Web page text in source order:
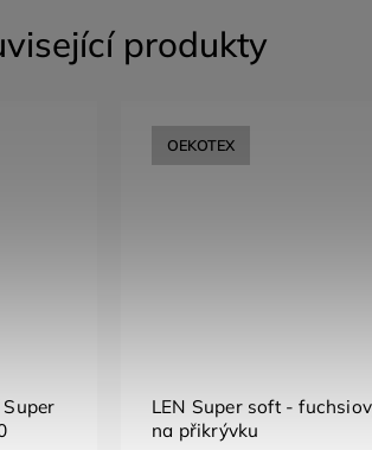
produkty
OEKOTEX
LEN Super soft -
na přikrývku